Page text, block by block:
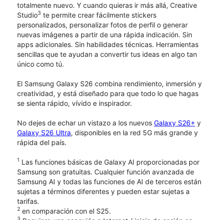
totalmente nuevo. Y cuando quieras ir más allá, Creative
Studio3 te permite crear fácilmente stickers
personalizados, personalizar fotos de perfil o generar
nuevas imágenes a partir de una rápida indicación. Sin
apps adicionales. Sin habilidades técnicas. Herramientas
sencillas que te ayudan a convertir tus ideas en algo tan
único como tú.
El Samsung Galaxy S26 combina rendimiento, inmersión y
creatividad, y está diseñado para que todo lo que hagas
se sienta rápido, vívido e inspirador.
No dejes de echar un vistazo a los nuevos Galaxy S26+ y
Galaxy S26 Ultra, disponibles en la red 5G más grande y
rápida del país.
1 Las funciones básicas de Galaxy AI proporcionadas por
Samsung son gratuitas. Cualquier función avanzada de
Samsung AI y todas las funciones de AI de terceros están
sujetas a términos diferentes y pueden estar sujetas a
tarifas.
2 en comparación con el S25.